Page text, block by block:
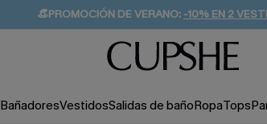
👒PROMOCIÓN DE VERANO: -10% EN 2
💌¡SUSCRIBIRSE & GANAR -10% EXTRA!
🚚ENVÍO GRATUITO A PARTIR DE 49 €
BañadoresVestidosSalidas de bañoRopaTops